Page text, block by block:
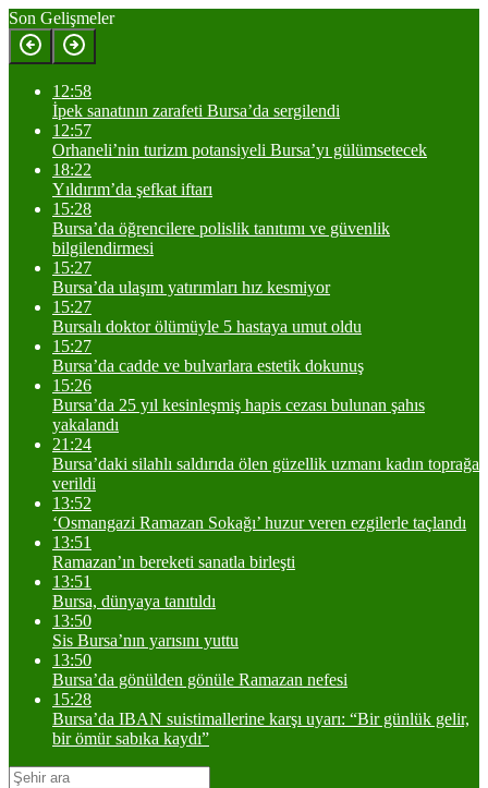
Son Gelişmeler
12:58
İpek sanatının zarafeti Bursa’da sergilendi
12:57
Orhaneli’nin turizm potansiyeli Bursa’yı gülümsetecek
18:22
Yıldırım’da şefkat iftarı
15:28
Bursa’da öğrencilere polislik tanıtımı ve güvenlik
bilgilendirmesi
15:27
Bursa’da ulaşım yatırımları hız kesmiyor
15:27
Bursalı doktor ölümüyle 5 hastaya umut oldu
15:27
Bursa’da cadde ve bulvarlara estetik dokunuş
15:26
Bursa’da 25 yıl kesinleşmiş hapis cezası bulunan şahıs
yakalandı
21:24
Bursa’daki silahlı saldırıda ölen güzellik uzmanı kadın toprağa
verildi
13:52
‘Osmangazi Ramazan Sokağı’ huzur veren ezgilerle taçlandı
13:51
Ramazan’ın bereketi sanatla birleşti
13:51
Bursa, dünyaya tanıtıldı
13:50
Sis Bursa’nın yarısını yuttu
13:50
Bursa’da gönülden gönüle Ramazan nefesi
15:28
Bursa’da IBAN suistimallerine karşı uyarı: “Bir günlük gelir,
bir ömür sabıka kaydı”